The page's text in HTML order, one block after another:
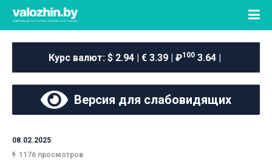
Курс валют: $ 2.94 | € 3.39 | ₽100 3.64 |
Версия для слабовидящих
08.02.2025
1176 просмотров